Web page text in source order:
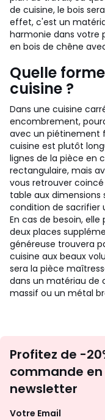
de cuisine, le bois
effet, c'est un
harmonie dans votre
en bois de chêne
Quelle
cuisine ?
Dans une cuisine
encombrement,
avec un piétinement
cuisine est plutôt
lignes de la pièce en
rectangulaire, mais
vous retrouver
table aux dimensions
condition de sacrifier
En cas de besoin,
deux places
généreuse trouvera
cuisine aux beaux
sera la pièce
dans un matériau de
massif ou un métal
Profitez de -
commande
newsletter
Votre Email